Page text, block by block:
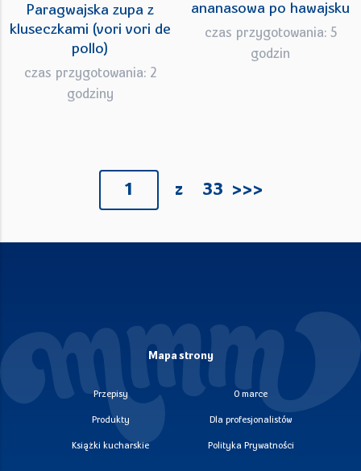
Paragwajska zupa z
kluseczkami (vori vori de
pollo)
czas przygotowania: 2
godziny
ananasowa po hawajsku
czas przygotowania: 5
godzin
1 z 33 >>>
Mapa strony
Przepisy O marce
Produkty Dla profesjonalistów
Książki kucharskie Polityka Prywatności